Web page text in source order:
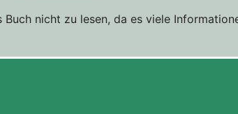
nicht zu lesen, da es viele